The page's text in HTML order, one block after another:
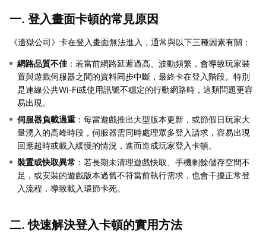
一. 登入畫面卡頓的常見原因
《邊獄公司》卡在登入畫面無法進入，通常與以下三種因素有關：
網路品質不佳 ：若當前網路延遲過高、波動頻繁，會導致玩家裝
置與遊戲伺服器之間的資料同步中斷，最終卡在登入階段。特別
是連線公共Wi-Fi或使用訊號不穩定的行動網路時，這類問題更容
易出現。
伺服器負載過重 ：每當遊戲推出大型版本更新，或節假日玩家大
量湧入的高峰時段，伺服器需同時處理眾多登入請求，容易出現
回應超時或載入緩慢的情況，進而造成玩家登入卡頓。
裝置或快取異常 ：若長期未清理遊戲快取、手機剩餘儲存空間不
足，或安裝的遊戲版本過舊不符當前執行需求，也會干擾正常登
入流程，導致載入環節卡死。
二. 快速解決登入卡頓的實用方法